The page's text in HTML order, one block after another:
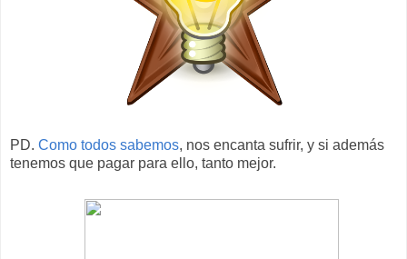
PD. Como todos sabemos, nos encanta sufrir, y si además
tenemos que pagar para ello, tanto mejor.